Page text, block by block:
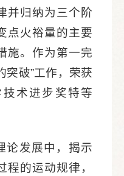
并归纳为三个阶
点火裕量的主要
施。作为第一完
突破”工作，荣获
术进步奖特等
论发展中，揭示
的运动规律，